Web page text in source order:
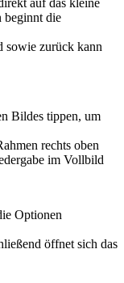
auf das kleine
beginnt die
sowie zurück kann
Bildes tippen, um
rechts oben
im Vollbild
Optionen
öffnet sich das